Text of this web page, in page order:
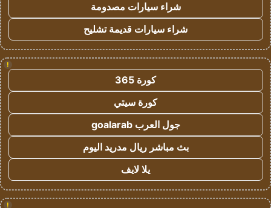
شراء سيارات مصدومة
شراء سيارات قديمة تشليح
!
كورة 365
كورة سيتي
جول العرب goalarab
بث مباشر ريال مدريد اليوم
يلا لايف
!